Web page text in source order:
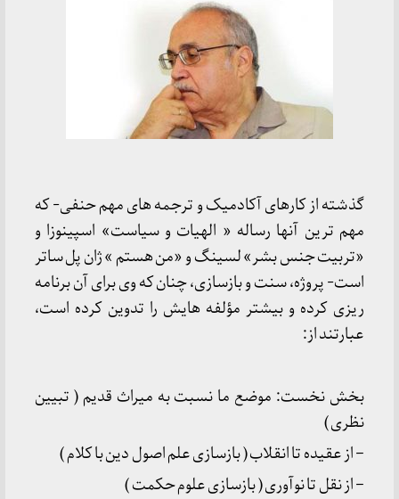
گذشته از کارهای آکادمیک و ترجمه های مهم حنفی- که
مهم ترین آنها رساله « الهیات و سیاست» اسپینوزا و
«تربیت جنس بشر» لسینگ و «من هستم » ژان پل ساتر
است- پروژه، سنت و بازسازی، چنان که وی برای آن برنامه
ریزی کرده و بیشتر مؤلفه هایش را تدوین کرده است،
عبارتند از:
بخش نخست: موضع ما نسبت به میراث قدیم ( تبیین
نظری )
– از عقیده تا انقلاب ( بازسازی علم اصول دین با کلام )
– از نقل تا نوآوری ( بازسازی علوم حکمت )